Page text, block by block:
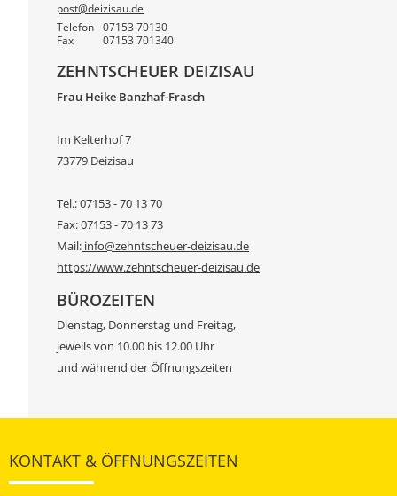
post@deizisau.de
Telefon
07153 70130
Fax 07153 701340
ZEHNTSCHEUER DEIZISAU
Frau Heike Banzhaf-Frasch
Im Kelterhof 7
73779 Deizisau
Tel.: 07153 - 70 13 70
Fax: 07153 - 70 13 73
Mail: info@zehntscheuer-deizisau.de
https://www.zehntscheuer-deizisau.de
BÜROZEITEN
Dienstag, Donnerstag und Freitag,
jeweils von 10.00 bis 12.00 Uhr
und während der Öffnungszeiten
KONTAKT & ÖFFNUNGSZEITEN